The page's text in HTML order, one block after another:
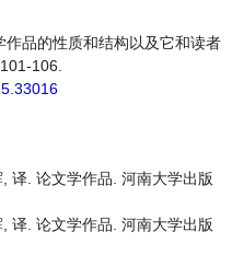
作品的性质和结构以及它和读者
106.
译. 论文学作品. 河南大学出版
译. 论文学作品. 河南大学出版